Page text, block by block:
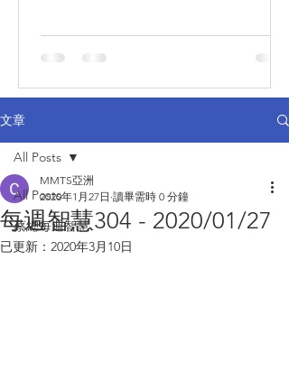
文章
All Posts
蔡總每週智慧
All Posts
每週智慧304 - 2020/01/27
MMTS亞洲
2020年1月27日 讀畢需時 0 分鐘
已更新： 2020年3月10日